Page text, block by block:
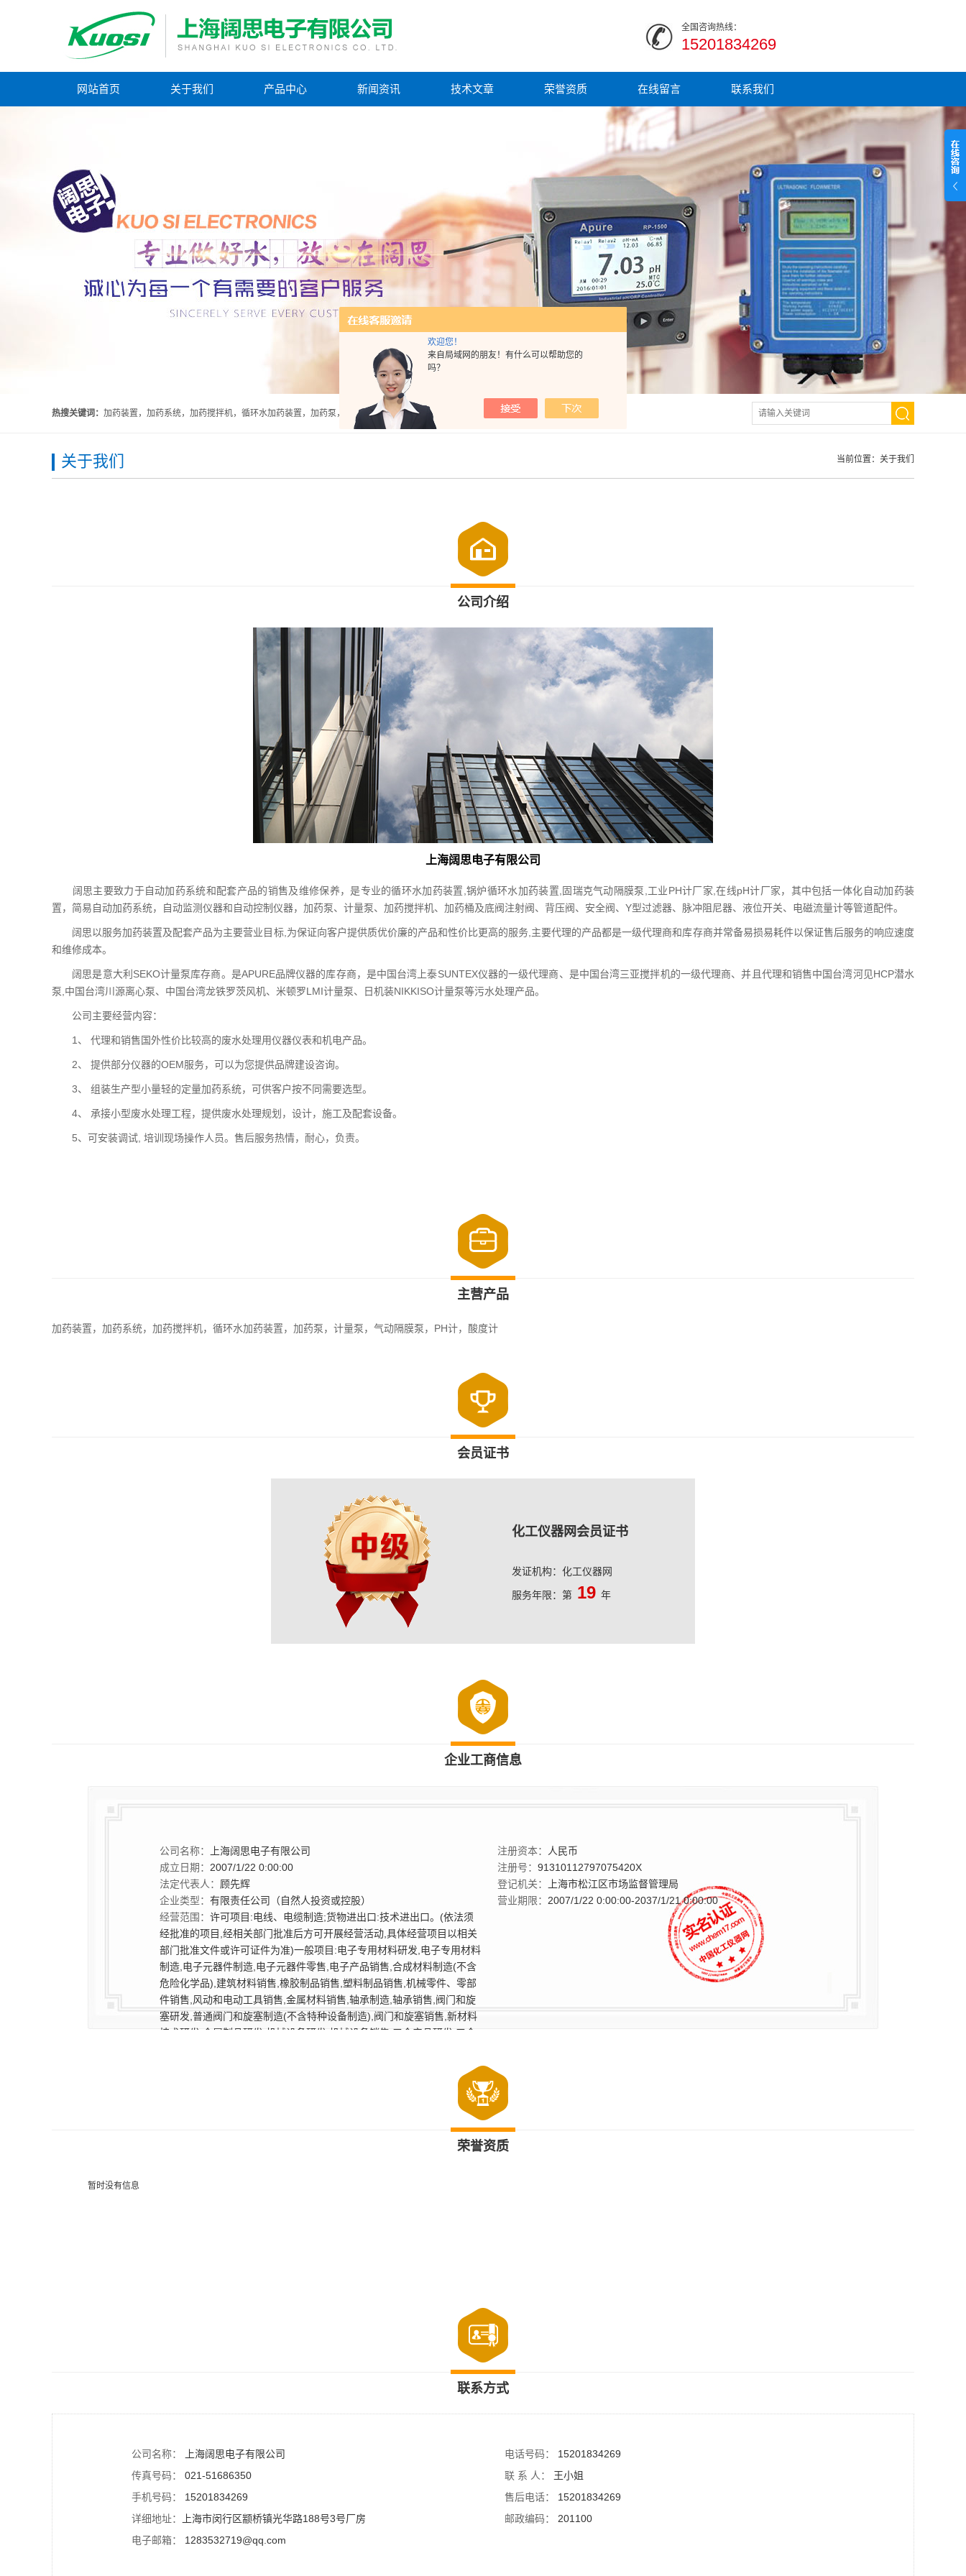
欢迎您！
来自局域网的朋友！有什么可以帮助您的
吗？
全国咨询热线：
15201834269
网站首页 关于我们 产品中心 新闻资讯 技术文章 荣誉资质 在线留言 联系我们
热搜关键词： 加药装置，加药系统，加药搅拌机，循环水加药装置，加药泵，计量泵，气动隔膜泵，PH计，酸度计 |
当前位置： 关于我们
关于我们
公司介绍
上海阔思电子有限公司
阔思主要致力于自动加药系统和配套产品的销售及维修保养，是专业的循环水加药装置,锅炉循环水加药装置,固瑞克气动隔膜泵,工业PH计厂家,在线pH计厂家，其中包括一体化自动加药装
置，简易自动加药系统，自动监测仪器和自动控制仪器，加药泵、计量泵、加药搅拌机、加药桶及底阀注射阀、背压阀、安全阀、Y型过滤器、脉冲阻尼器、液位开关、电磁流量计等管道配件。
阔思以服务加药装置及配套产品为主要营业目标,为保证向客户提供质优价廉的产品和性价比更高的服务,主要代理的产品都是一级代理商和库存商并常备易损易耗件以保证售后服务的响应速度
和维修成本。
阔思是意大利SEKO计量泵库存商。是APURE品牌仪器的库存商，是中国台湾上泰SUNTEX仪器的一级代理商、是中国台湾三亚搅拌机的一级代理商、并且代理和销售中国台湾河见HCP潜水
泵,中国台湾川源离心泵、中国台湾龙铁罗茨风机、米顿罗LMI计量泵、日机装NIKKISO计量泵等污水处理产品。
公司主要经营内容：
1、 代理和销售国外性价比较高的废水处理用仪器仪表和机电产品。
2、 提供部分仪器的OEM服务，可以为您提供品牌建设咨询。
3、 组装生产型小量轻的定量加药系统，可供客户按不同需要选型。
4、 承接小型废水处理工程，提供废水处理规划，设计，施工及配套设备。
5、可安装调试, 培训现场操作人员。售后服务热情，耐心，负责。
主营产品
加药装置，加药系统，加药搅拌机，循环水加药装置，加药泵，计量泵，气动隔膜泵，PH计，酸度计
会员证书
化工仪器网会员证书
发证机构：化工仪器网
服务年限：第 19 年
企业工商信息
公司名称： 上海阔思电子有限公司 注册资本：
人民币
成立日期： 2007/1/22 0:00:00 注册号： 91310112797075420X
法定代表人： 顾先辉 登记机关：
上海市松江区市场监督管理局
企业类型： 有限责任公司（自然人投资或控股） 营业期限： 2007/1/22 0:00:00-2037/1/21 0:00:00
经营范围： 许可项目:电线、电缆制造;货物进出口:技术进出口。(依法须
经批准的项目,经相关部门批准后方可开展经营活动,具体经营项目以相关
部门批准文件或许可证件为准)一般项目:电子专用材料研发,电子专用材料
制造,电子元器件制造,电子元器件零售,电子产品销售,合成材料制造(不含
危险化学品),建筑材料销售,橡胶制品销售,塑料制品销售,机械零件、零部
件销售,风动和电动工具销售,金属材料销售,轴承制造,轴承销售,阀门和旋
塞研发,普通阀门和旋塞制造(不含特种设备制造),阀门和旋塞销售,新材料
技术研发,金属制品研发,机械设备研发,机械设备销售,五金产品研发,五金
造,智能仪器仪表制造,泵及真空设备销售,泵及真空设备制造,环境保护专用
设备制造,环境保护专用设备销售,润滑油销售,计算机软硬件及辅助设备零
售,电子、机械设备维护(不含特种设备),普通机械设备安装服务,住宅水电
安装维护服务,环境卫生公共设施安装服务,电线、电缆经营,软件开发,计算
机系统服务,技术服务、技术开发、技术咨询、技术交流、技术转让、技
术推广。(除依法须经批准的项目外,凭营业执照依法自主开展经营活动)荣誉资质
暂时没有信息
联系方式
公司名称： 上海阔思电子有限公司 电话号码：
15201834269
传真号码：
021-51686350 联 系 人：
王小姐
手机号码：
15201834269 售后电话：
15201834269
详细地址：
上海市闵行区颛桥镇光华路188号3号厂房 邮政编码：
201100
电子邮箱：
1283532719@qq.com